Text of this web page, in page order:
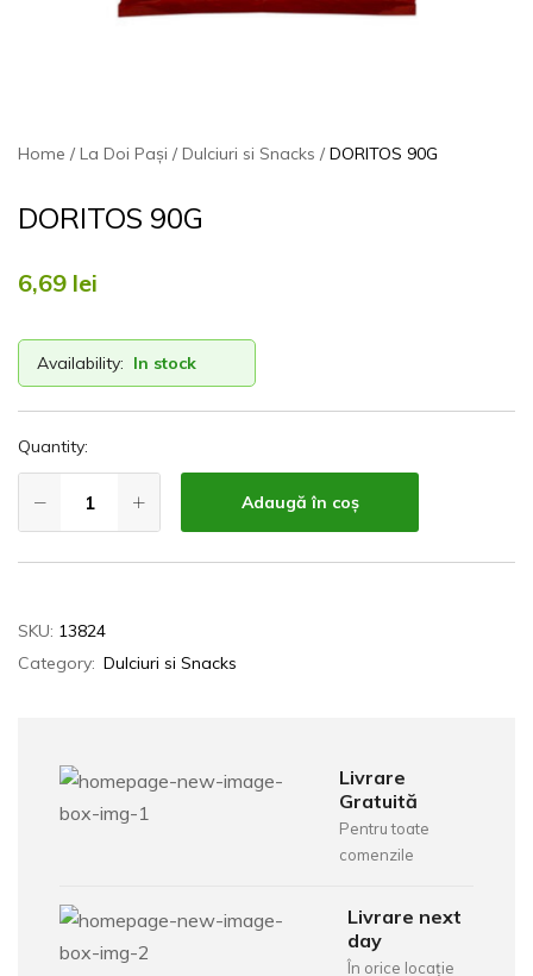
Home La Doi Pași Dulciuri si Snacks DORITOS 90G
DORITOS 90G
6,69 lei
Availability: In stock
Quantity:
Adaugă în coș
SKU: 13824
Category: Dulciuri si Snacks
Livrare
Gratuită
Pentru toate
comenzile
Livrare next
day
În orice locație